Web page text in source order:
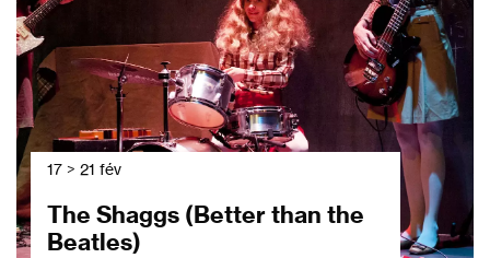
17 > 21 fév
The Shaggs (Better than the
Beatles)